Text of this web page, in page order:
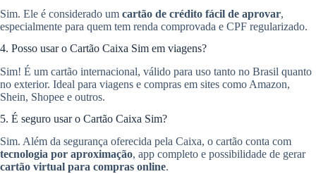
Sim. Ele é considerado um cartão de crédito fácil de aprovar,
especialmente para quem tem renda comprovada e CPF regularizado.
4. Posso usar o Cartão Caixa Sim em viagens?
Sim! É um cartão internacional, válido para uso tanto no Brasil quanto
no exterior. Ideal para viagens e compras em sites como Amazon,
Shein, Shopee e outros.
5. É seguro usar o Cartão Caixa Sim?
Sim. Além da segurança oferecida pela Caixa, o cartão conta com
tecnologia por aproximação, app completo e possibilidade de gerar
cartão virtual para compras online.